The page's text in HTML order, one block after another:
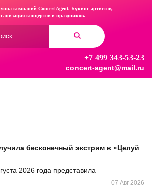
компаний Concert Agent. Букинг артистов,
концертов и праздников.
+7 499 343-53-23
concert-agent@mail.ru
бесконечный экстрим в «Целуй
2026 года представила
07 Авг 2026